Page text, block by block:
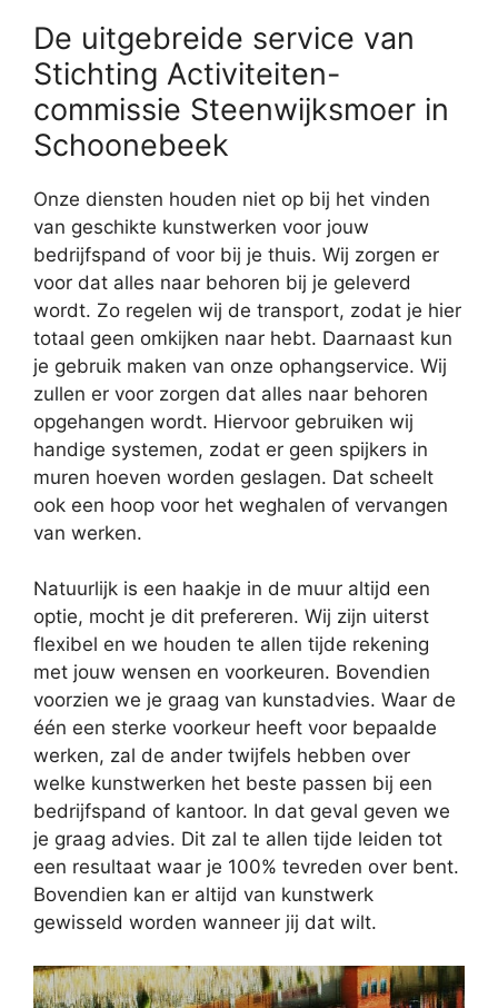
De uitgebreide service van
Stichting Activiteiten-
commissie Steenwijksmoer in
Schoonebeek
Onze diensten houden niet op bij het vinden
van geschikte kunstwerken voor jouw
bedrijfspand of voor bij je thuis. Wij zorgen er
voor dat alles naar behoren bij je geleverd
wordt. Zo regelen wij de transport, zodat je hier
totaal geen omkijken naar hebt. Daarnaast kun
je gebruik maken van onze ophangservice. Wij
zullen er voor zorgen dat alles naar behoren
opgehangen wordt. Hiervoor gebruiken wij
handige systemen, zodat er geen spijkers in
muren hoeven worden geslagen. Dat scheelt
ook een hoop voor het weghalen of vervangen
van werken.
Natuurlijk is een haakje in de muur altijd een
optie, mocht je dit prefereren. Wij zijn uiterst
flexibel en we houden te allen tijde rekening
met jouw wensen en voorkeuren. Bovendien
voorzien we je graag van kunstadvies. Waar de
één een sterke voorkeur heeft voor bepaalde
werken, zal de ander twijfels hebben over
welke kunstwerken het beste passen bij een
bedrijfspand of kantoor. In dat geval geven we
je graag advies. Dit zal te allen tijde leiden tot
een resultaat waar je 100% tevreden over bent.
Bovendien kan er altijd van kunstwerk
gewisseld worden wanneer jij dat wilt.